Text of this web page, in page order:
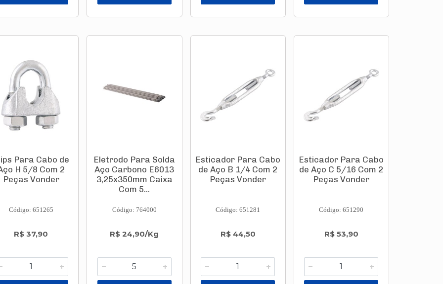
Para Cabo de
H 5/8 Com 2
Peças Vonder
Código: 651265
R$ 37,90
Eletrodo Para Solda
Aço Carbono E6013
3,25x350mm Caixa
Com 5...
Código: 764000
R$ 24,90/Kg
Esticador Para Cabo
de Aço B 1/4 Com 2
Peças Vonder
Código: 651281
R$ 44,50
Esticador Para Cabo
de Aço C 5/16 Com 2
Peças Vonder
Código: 651290
R$ 53,90